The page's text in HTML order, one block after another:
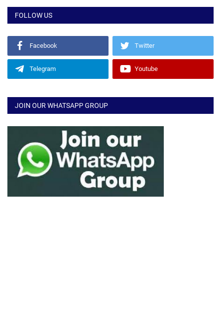
FOLLOW US
Facebook Twitter
Telegram Youtube
JOIN OUR WHATSAPP GROUP